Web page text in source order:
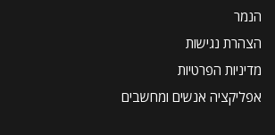
הנמר
הצהרת נגישות
מדיניות הפרטיות
אפליקציה אנשים ומחשבים